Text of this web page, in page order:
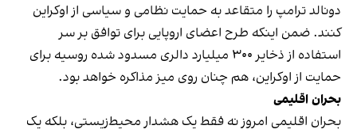
دونالد ترامپ را متقاعد به حمایت نظامی و سیاسی از اوکراین
کنند. ضمن اینکه طرح اعضای اروپایی برای توافق بر سر
استفاده از ذخایر ۳۰۰ میلیارد دالری مسدود شده روسیه برای
حمایت از اوکراین، هم چنان روی میز مذاکره خواهد بود.
بحران اقلیمی
بحران اقلیمی امروز نه فقط یک هشدار محیط‌زیستی، بلکه یک